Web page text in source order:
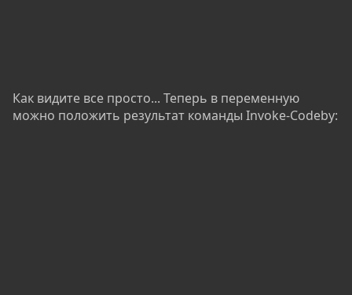
Как видите все просто... Теперь в переменную
можно положить результат команды Invoke-Codeby: